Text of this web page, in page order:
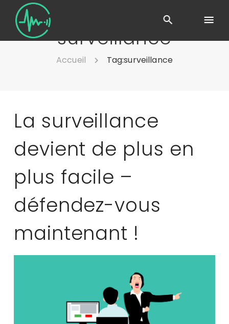
surveillance
Accueil Tag:surveillance
La surveillance
devient de plus en
plus facile –
défendez-vous
maintenant !